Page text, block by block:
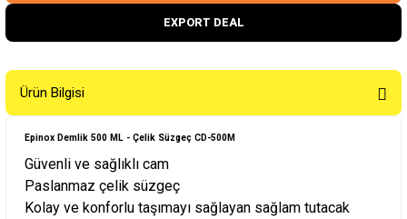
EXPORT DEAL
Ürün Bilgisi
Epinox Demlik 500 ML - Çelik Süzgeç CD-500M
Güvenli ve sağlıklı cam
Paslanmaz çelik süzgeç
Kolay ve konforlu taşımayı sağlayan sağlam tutacak